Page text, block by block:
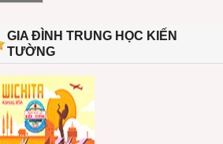
GIA ĐÌNH TRUNG HỌC KIẾN
TƯỜNG